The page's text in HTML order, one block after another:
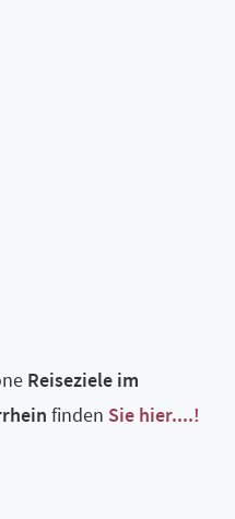
Reiseziele im
finden Sie hier....!